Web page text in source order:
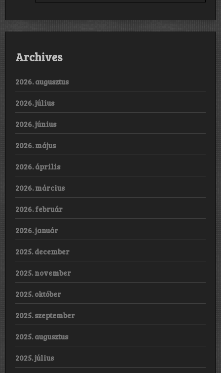
Archives
2026. augusztus
2026. július
2026. június
2026. május
2026. április
2026. március
2026. február
2026. január
2025. december
2025. november
2025. október
2025. szeptember
2025. augusztus
2025. július